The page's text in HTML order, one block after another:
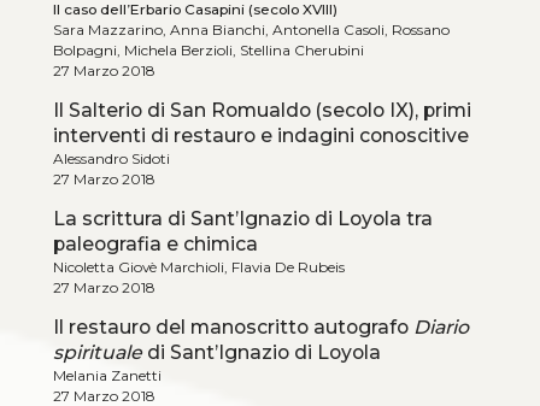
Il caso dell’Erbario Casapini (secolo XVIII)
Sara Mazzarino, Anna Bianchi, Antonella Casoli, Rossano
Bolpagni, Michela Berzioli, Stellina Cherubini
27 Marzo 2018
Il Salterio di San Romualdo (secolo IX), primi
interventi di restauro e indagini conoscitive
Alessandro Sidoti
27 Marzo 2018
La scrittura di Sant’Ignazio di Loyola tra
paleografia e chimica
Nicoletta Giovè Marchioli, Flavia De Rubeis
27 Marzo 2018
Il restauro del manoscritto autografo Diario
spiritualedi Sant’Ignazio di Loyola
Melania Zanetti
27 Marzo 2018